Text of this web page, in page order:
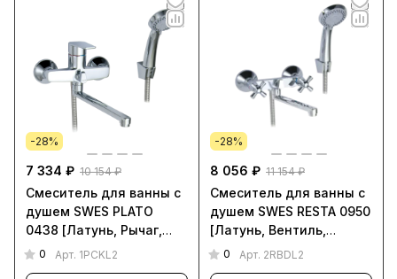
-28%
7 334 ₽ 10 154 ₽
Смеситель для ванны с
душем SWES PLATO
0438 [Латунь, Рычаг,
Круглый, Хром, 1PCKL2]
0 Арт. 1PCKL2
-28%
8 056 ₽ 11 154 ₽
Смеситель для ванны с
душем SWES RESTA 0950
[Латунь, Вентиль,
Круглый, Хром, 2RBDL2]
0 Арт. 2RBDL2